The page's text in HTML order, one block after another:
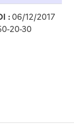
:06/12/2017
20-30